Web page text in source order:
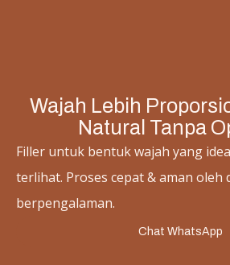
Wajah Lebih
Natural Tanpa
Filler untuk bentuk wajah yang
terlihat. Proses cepat & aman oleh
berpengalaman.
Chat WhatsApp